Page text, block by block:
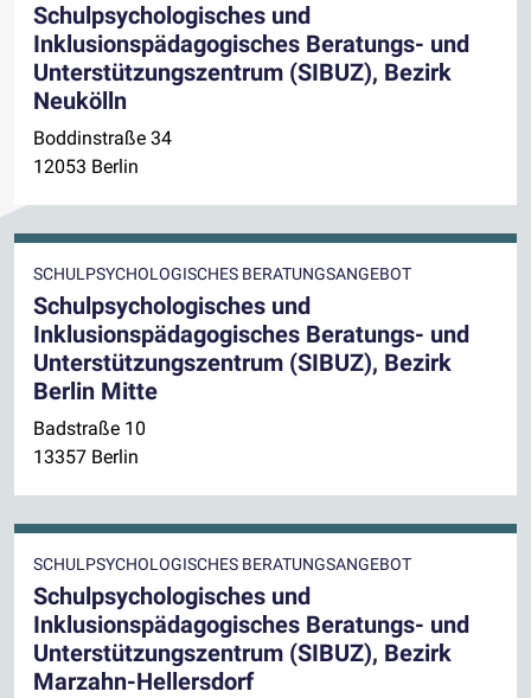
Schulpsychologisches und
Inklusionspädagogisches Beratungs- und
Unterstützungszentrum (SIBUZ), Bezirk
Neukölln
Boddinstraße 34
12053 Berlin
SCHULPSYCHOLOGISCHES BERATUNGSANGEBOT
Schulpsychologisches und
Inklusionspädagogisches Beratungs- und
Unterstützungszentrum (SIBUZ), Bezirk
Berlin Mitte
Badstraße 10
13357 Berlin
SCHULPSYCHOLOGISCHES BERATUNGSANGEBOT
Schulpsychologisches und
Inklusionspädagogisches Beratungs- und
Unterstützungszentrum (SIBUZ), Bezirk
Marzahn-Hellersdorf